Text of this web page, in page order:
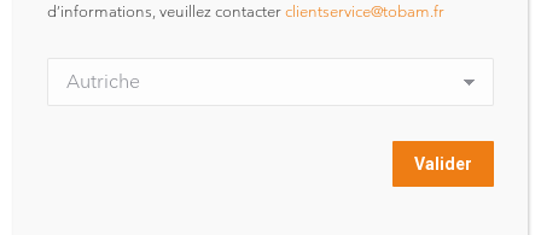
Lancement du premier fonds en
d’informations, veuillez contacterclientservice@tobam.fr